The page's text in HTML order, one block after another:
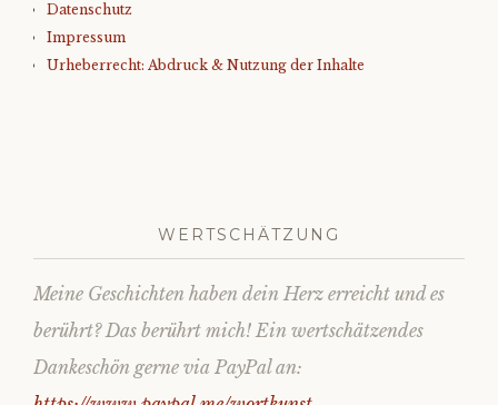
Datenschutz
Impressum
Urheberrecht: Abdruck & Nutzung der Inhalte
WERTSCHÄTZUNG
Meine Geschichten haben dein Herz erreicht und es
berührt? Das berührt mich! Ein wertschätzendes
Dankeschön gerne via PayPal an: